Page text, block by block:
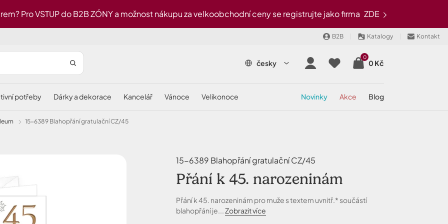
Pro VSTUP do B2B ZÓNY a možnost nákupu za velkoobchodní ceny se registrujte jako firma ZDE
B2B Katalogy Kontakt
česky
0
0 Kč
potřeby dárky a dekorace kancelář vánoce velikonoce novinky akce blog
15-6389 Blahopřání gratulační CZ/45
15-6389 Blahopřání gratulační CZ/45
Přání k 45. narozeninám
Přání k 45. narozeninám pro muže s textem uvnitř.* součástí
blahopřání je...Zobrazit více